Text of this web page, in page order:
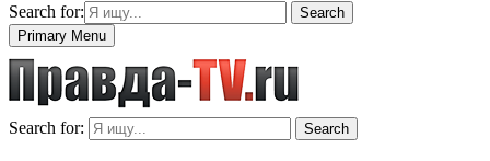
Search for:
Search
Primary Menu
Search for: Search